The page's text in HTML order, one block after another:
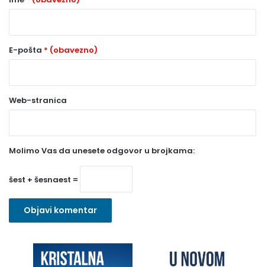
o
a
v
z
n
E-pošta * (obavezno)
Web-stranica
Molimo Vas da unesete odgovor u brojkama:
šest + šesnaest =